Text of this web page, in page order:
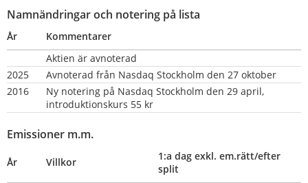
Namnändringar och notering på lista
År
Kommentarer
Aktien är avnoterad
2025
Avnoterad från Nasdaq Stockholm den 27 oktober
2016
Ny notering på Nasdaq Stockholm den 29 april,
introduktionskurs 55 kr
Emissioner m.m.
År Villkor
1:a dag exkl. em.rätt/efter
split